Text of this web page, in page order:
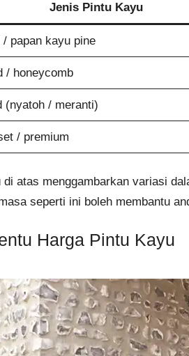
Jenis Pintu Kayu
papan kayu pine
/ honeycomb
(nyatoh / meranti)
/ premium
atas menggambarkan variasi
seperti ini boleh membantu
Harga Pintu Kayu